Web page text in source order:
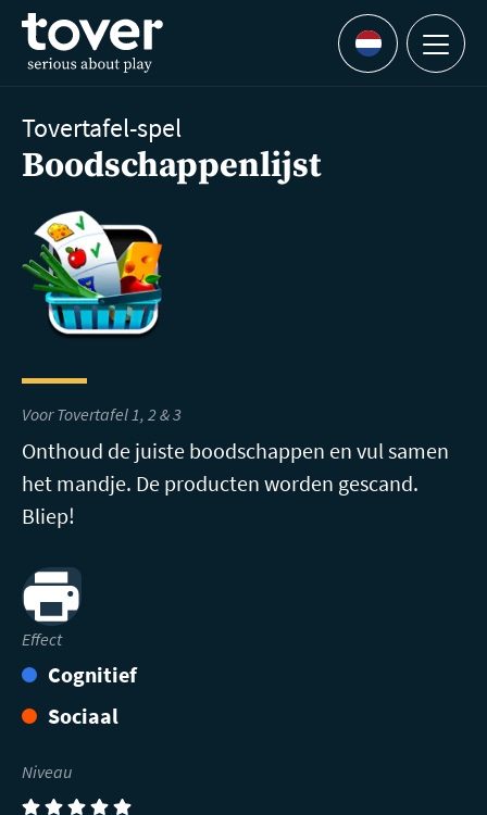
Ga naar hoofdinhoud
Languages
Menu
Tovertafel-spel
Boodschappenlijst
Voor Tovertafel 1, 2 & 3
Onthoud de juiste boodschappen en vul samen
het mandje. De producten worden gescand.
Bliep!
Print
Effect
Cognitief
Sociaal
Niveau